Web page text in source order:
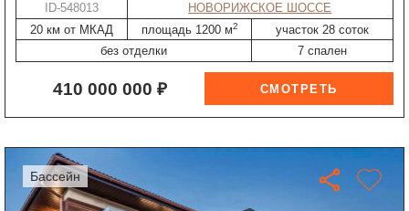
ID-548013
НОВОРИЖСКОЕ ШОССЕ
20 км от МКАД
площадь 1200 м2
участок 28 соток
без отделки
7 спален
410 000 000 ₽
бассейн